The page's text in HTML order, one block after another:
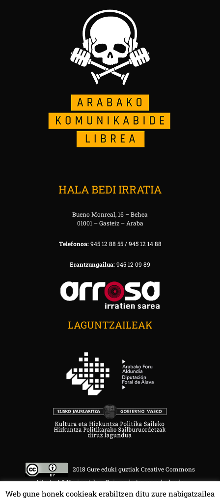
HALA BEDI IRRATIA
Bueno Monreal, 16 – Behea
01001 – Gasteiz – Araba
Telefonoa:945 12 88 55 / 945 12 14 88
Erantzungailua:945 12 09 89
LAGUNTZAILEAK
2018 Gure eduki guztiak Creative Commons
Aitortu 4.0 Nazioartekoa Baimen baten mende daude.
Web gune honek cookieak erabiltzen ditu zure nabigatzailea